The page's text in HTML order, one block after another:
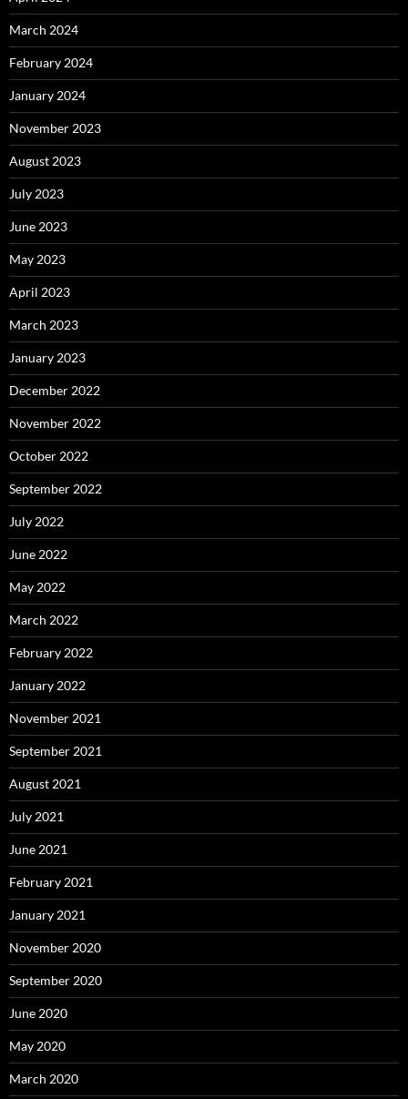
March 2024
February 2024
January 2024
November 2023
August 2023
July 2023
June 2023
May 2023
April 2023
March 2023
January 2023
December 2022
November 2022
October 2022
September 2022
July 2022
June 2022
May 2022
March 2022
February 2022
January 2022
November 2021
September 2021
August 2021
July 2021
June 2021
February 2021
January 2021
November 2020
September 2020
June 2020
May 2020
March 2020